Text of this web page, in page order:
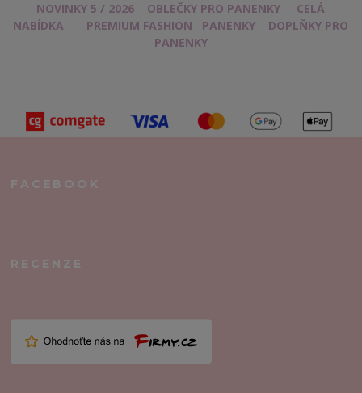
NOVINKY 5 / 2026 OBLEČKY PRO PANENKY
CELÁ
NABÍDKA
PREMIUM FASHION PANENKY
DOPLŇKY PRO
PANENKY
FACEBOOK
RECENZE